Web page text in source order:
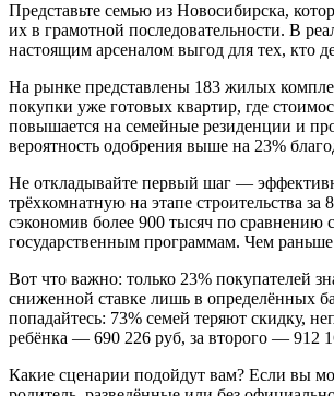
Представьте семью из Новосибирска,
их в грамотной последовательности. В
настоящим арсеналом выгод для тех, кто
На рынке представлены 183 жилых
покупки уже готовых квартир, где
повышается на семейные резиденции и
вероятность одобрения выше на 23%
Не откладывайте первый шаг —
трёхкомнатную на этапе строительства
сэкономив более 900 тысяч по сравнению
государственным программам. Чем
Вот что важно: только 23% покупателей
сниженной ставке лишь в определённых
попадайтесь: 73% семей теряют скидку,
ребёнка — 690 226 руб, за второго — 912
Какие сценарии подойдут вам? Если вы